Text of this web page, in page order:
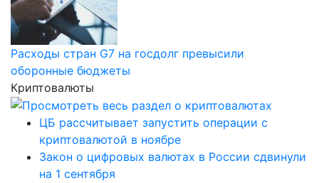
Расходы стран G7 на госдолг превысили
оборонные бюджеты
Криптовалюты
ЦБ рассчитывает запустить операции с
криптовалютой в ноябре
Закон о цифровых валютах в России сдвинули
на 1 сентября